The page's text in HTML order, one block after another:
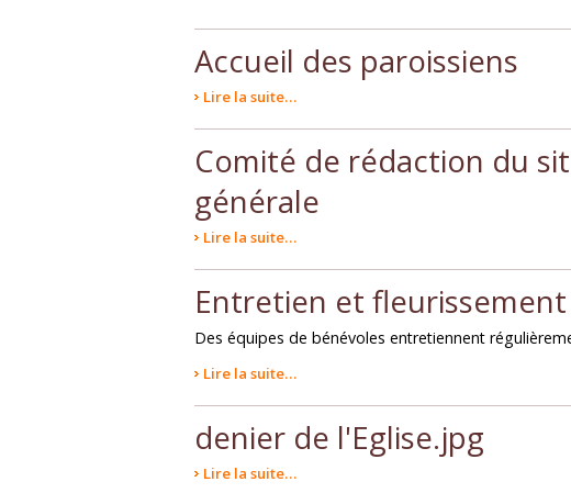
Accueil des paroissiens
Lire la suite…
Comité de rédaction du
générale
Lire la suite…
Entretien et fleurissement
Des équipes de bénévoles entretiennent
Lire la suite…
denier de l'Eglise.jpg
Lire la suite…